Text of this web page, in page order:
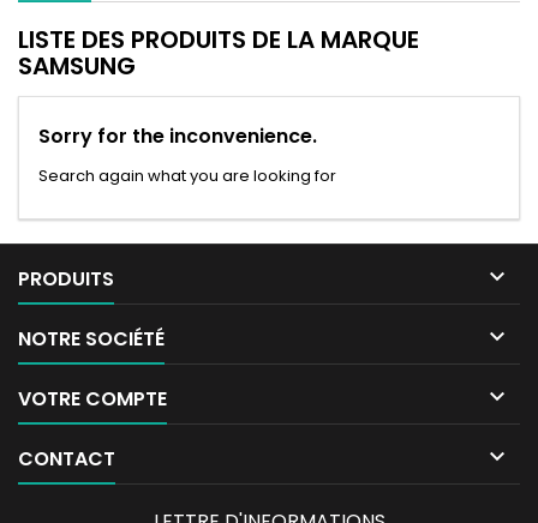
LISTE DES PRODUITS DE LA MARQUE
SAMSUNG
Sorry for the inconvenience.
Search again what you are looking for
PRODUITS 
NOTRE SOCIÉTÉ 
VOTRE COMPTE 
CONTACT 